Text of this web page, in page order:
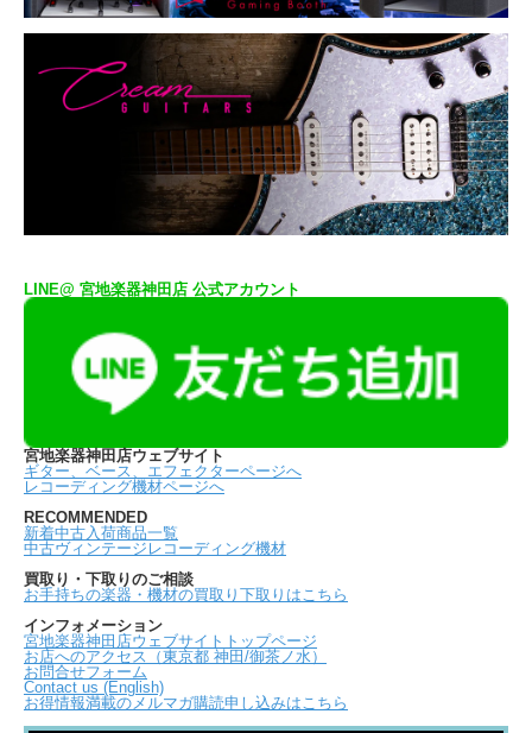
LINE@ 宮地楽器神田店 公式アカウント
宮地楽器神田店ウェブサイト
ギター、ベース、エフェクターページへ
レコーディング機材ページへ
RECOMMENDED
新着中古入荷商品一覧
中古ヴィンテージレコーディング機材
買取り・下取りのご相談
お手持ちの楽器・機材の買取り下取りはこちら
インフォメーション
宮地楽器神田店ウェブサイトトップページ
お店へのアクセス（東京都 神田/御茶ノ水）
お問合せフォーム
Contact us (English)
お得情報満載のメルマガ購読申し込みはこちら